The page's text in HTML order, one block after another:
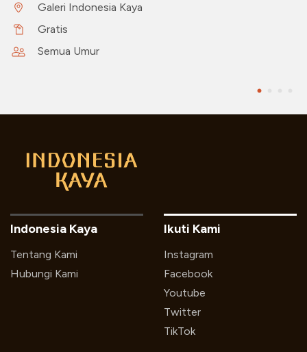
Galeri Indonesia Kaya
Gratis
Semua Umur
Indonesia Kaya
Tentang Kami
Hubungi Kami
Ikuti Kami
Instagram
Facebook
Youtube
Twitter
TikTok